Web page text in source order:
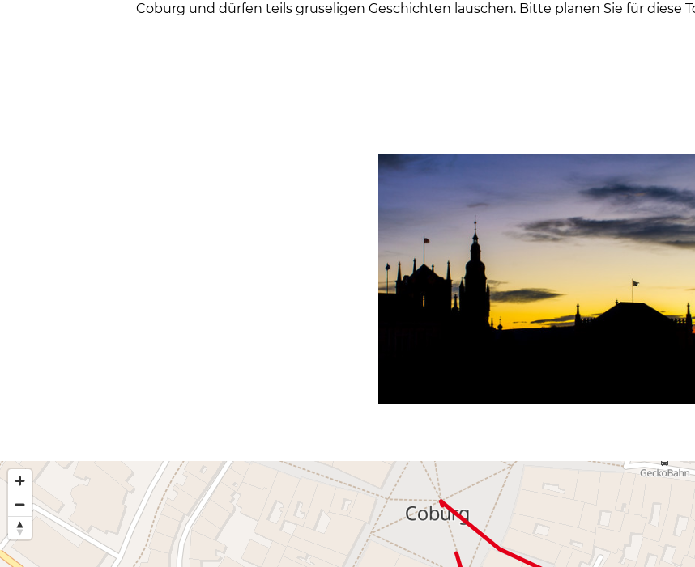
Coburg und dürfen teils gruseligen Geschichten lauschen. Bitte planen Sie für diese
©